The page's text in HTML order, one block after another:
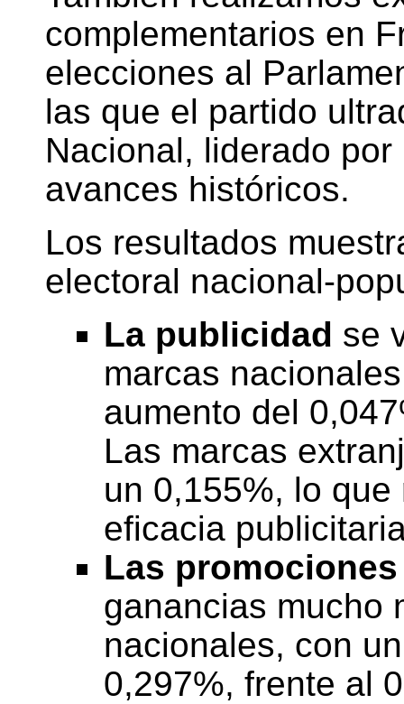
complementarios en
elecciones al
las que el partido
Nacional, liderado
avances históricos.
Los resultados
electoral nacional-
La publicidad se
marcas
aumento del
Las marcas
un 0,155%, lo
eficacia
Las
ganancias mucho
nacionales, con
0,297%, frente al